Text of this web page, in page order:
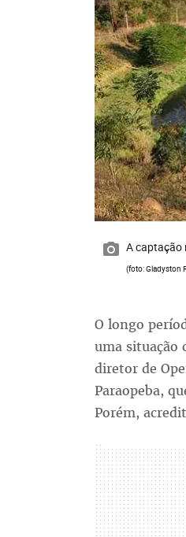
A captação
(foto: Gladyston
O longo
uma situação
diretor de
Paraopeba,
Porém,